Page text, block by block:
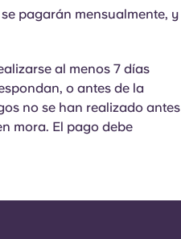
pagarán mensualmente, y
al menos 7 días
o antes de la
no se han realizado antes
mora. El pago debe